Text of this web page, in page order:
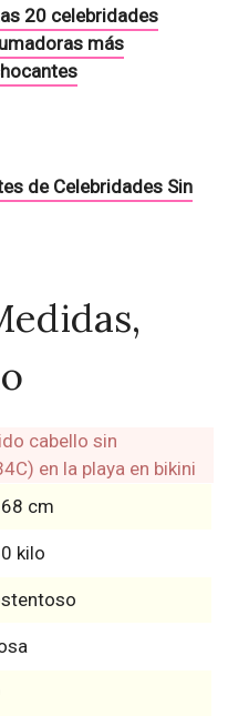
20 celebridades
más
de Celebridades Sin
cm
kilo